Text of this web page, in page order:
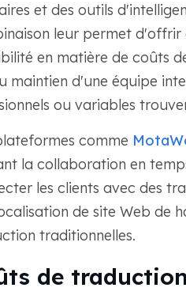
et des outils
leur permet d'offrir
en matière de coûts
maintien d'une équipe
ou variables
comme
la collaboration en
les clients avec des
de site Web de
traditionnelles.
de